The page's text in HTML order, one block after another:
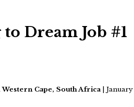
Dream Job #1
Western Cape, South Africa| January